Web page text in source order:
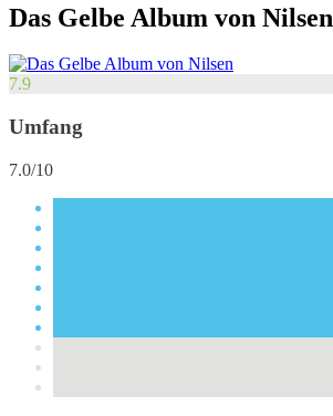
Das Gelbe Album von Nilsen
7.9
Umfang
7.0/10